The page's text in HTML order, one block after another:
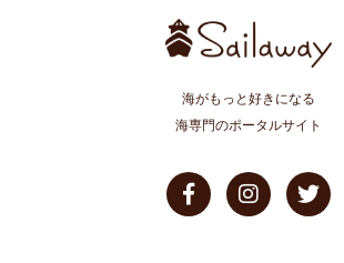
海がもっと好きになる
海専門のポータルサイト